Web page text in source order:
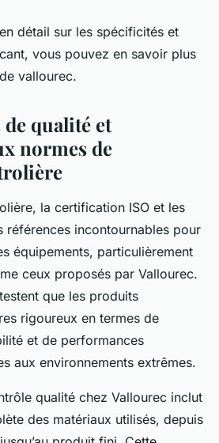
détail sur les spécificités et
vous pouvez en savoir plus
vallourec.
qualité et
normes de
la certification ISO et les
références incontournables pour
équipements, particulièrement
ceux proposés par Vallourec.
que les produits
rigoureux en termes de
et de performances
aux environnements extrêmes.
qualité chez Vallourec inclut
des matériaux utilisés, depuis